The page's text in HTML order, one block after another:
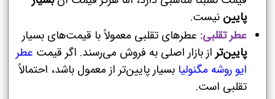
پایین نیست.
عطر تقلبی: عطرهای تقلبی معمولاً با قیمت‌های بسیار
پایین‌تر از بازار اصلی به فروش می‌رسند. اگر قیمت عطر
ایو روشه مگنولیا بسیار پایین‌تر از معمول باشد، احتمالاً
تقلبی است.